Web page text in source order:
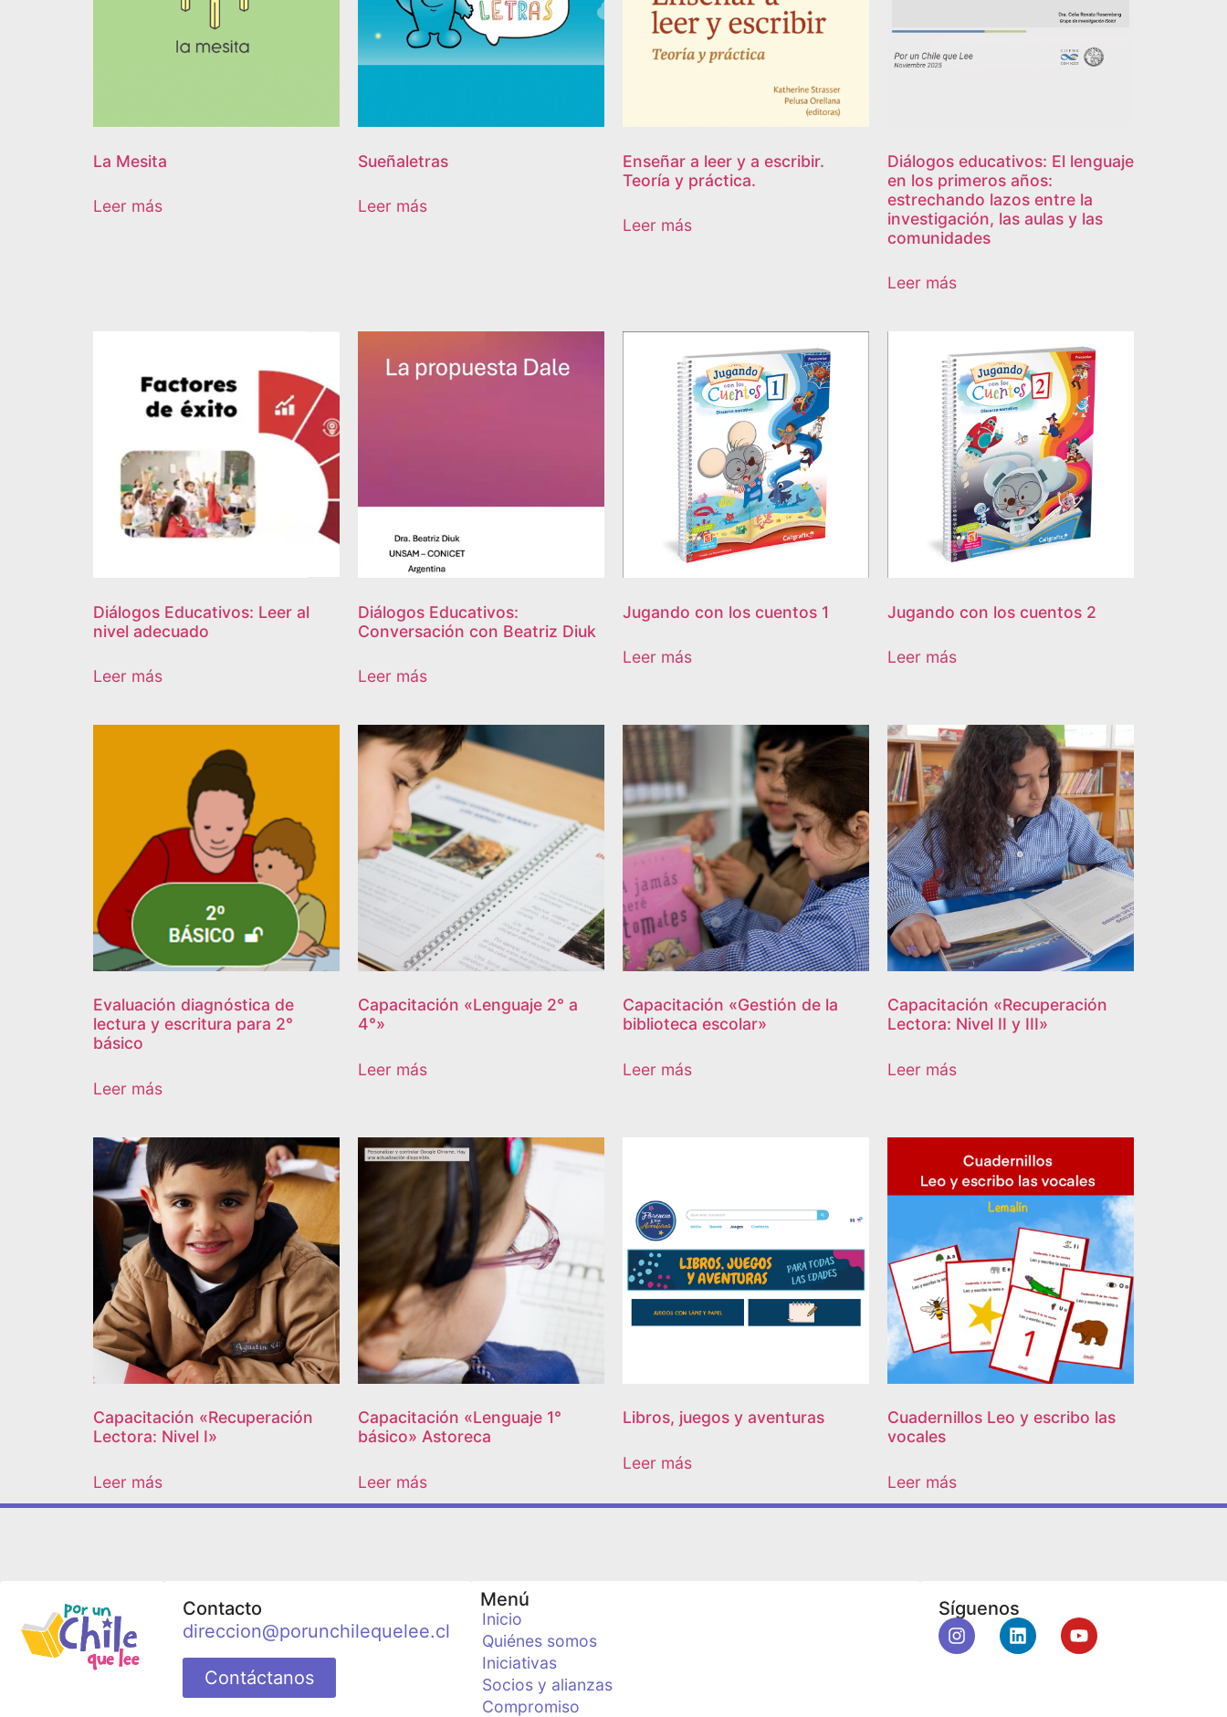
La Mesita
Leer más
Sueñaletras
Leer más
Enseñar a leer y a escribir.
Teoría y práctica.
Leer más
Diálogos educativos: El lenguaje
en los primeros años:
estrechando lazos entre la
investigación, las aulas y las
comunidades
Leer más
Diálogos Educativos: Leer al
nivel adecuado
Leer más
Diálogos Educativos:
Conversación con Beatriz Diuk
Leer más
Jugando con los cuentos 1
Leer más
Jugando con los cuentos 2
Leer más
Evaluación diagnóstica de
lectura y escritura para 2°
básico
Leer más
Capacitación «Lenguaje 2° a
4°»
Leer más
Capacitación «Gestión de la
biblioteca escolar»
Leer más
Capacitación «Recuperación
Lectora: Nivel II y III»
Leer más
Capacitación «Recuperación
Lectora: Nivel I»
Leer más
Capacitación «Lenguaje 1°
básico» Astoreca
Leer más
Libros, juegos y aventuras
Leer más
Cuadernillos Leo y escribo las
vocales
Leer más
Contacto
direccion@porunchilequelee.cl
Contáctanos
Menú
Inicio
Quiénes somos
Iniciativas
Socios y alianzas
Compromiso
Síguenos